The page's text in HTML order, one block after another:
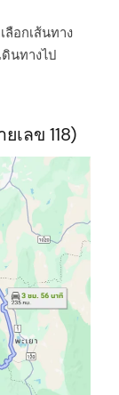
ลือกเส้นทาง
นทางไป
เลข 118)